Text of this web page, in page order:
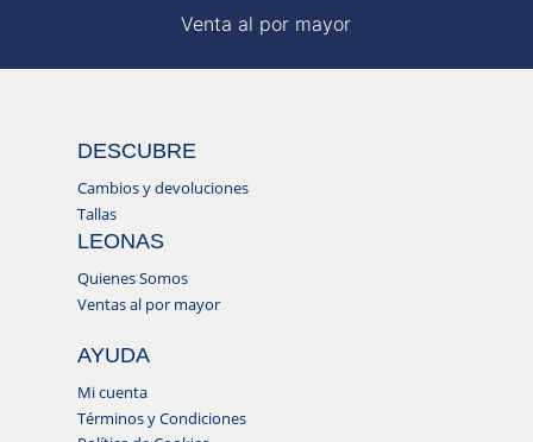
Venta al por mayor
DESCUBRE
Cambios y devoluciones
Tallas
LEONAS
Quienes Somos
Ventas al por mayor
AYUDA
Mi cuenta
Términos y Condiciones